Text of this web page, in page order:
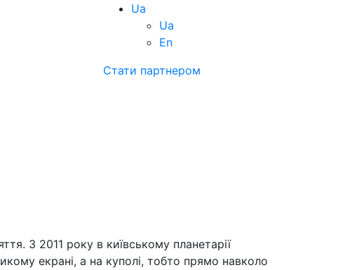
Ua
Ua
En
Стати партнером
З 2011 року в київському планетарії
екрані, а на куполі, тобто прямо навколо